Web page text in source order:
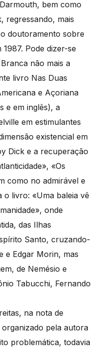
bem como
regressando, mais
doutoramento sobre
Pode dizer-se
não mais a
livro Nas Duas
e Açoriana
e em inglês), a
em estimulantes
existencial em
Dick e a recuperação
«Os
como no admirável e
o livro: «Uma baleia vê
onde
das Ilhas
Santo, cruzando-
e Edgar Morin, mas
de Nemésio e
Tabucchi, Fernando
na nota de
pela autora
problemática, todavia